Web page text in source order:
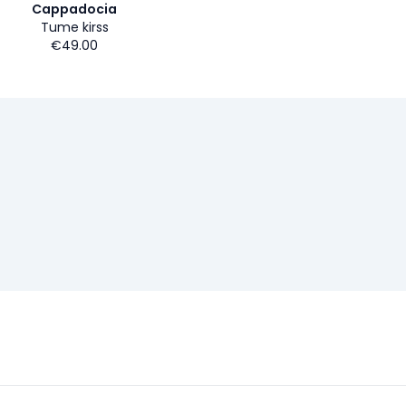
Cappadocia
Tume kirss
€49.00